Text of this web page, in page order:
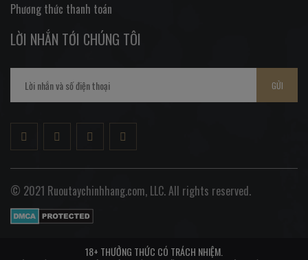
Phương thức thanh toán
LỜI NHẮN TỚI CHÚNG TÔI
GỬI
© 2021 Ruoutaychinhhang.com, LLC. All rights reserved.
18+ THƯỞNG THỨC CÓ TRÁCH NHIỆM.